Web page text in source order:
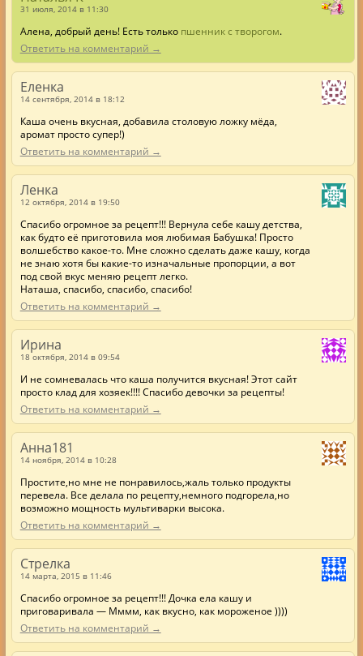
31 июля, 2014 в 11:30
Алена, добрый день! Есть только пшенник с творогом.
Ответить на комментарий →
Еленка
14 сентября, 2014 в 18:12
Каша очень вкусная, добавила столовую ложку мёда,
аромат просто супер!)
Ответить на комментарий →
Ленка
12 октября, 2014 в 19:50
Спасибо огромное за рецепт!!! Вернула себе кашу детства,
как будто её приготовила моя любимая Бабушка! Просто
волшебство какое-то. Мне сложно сделать даже кашу, когда
не знаю хотя бы какие-то изначальные пропорции, а вот
под свой вкус меняю рецепт легко.
Наташа, спасибо, спасибо, спасибо!
Ответить на комментарий →
Ирина
18 октября, 2014 в 09:54
И не сомневалась что каша получится вкусная! Этот сайт
просто клад для хозяек!!!! Спасибо девочки за рецепты!
Ответить на комментарий →
Анна181
14 ноября, 2014 в 10:28
Простите,но мне не понравилось,жаль только продукты
перевела. Все делала по рецепту,немного подгорела,но
возможно мощность мультиварки высока.
Ответить на комментарий →
Стрелка
14 марта, 2015 в 11:46
Спасибо огромное за рецепт!!! Дочка ела кашу и
приговаривала — Мммм, как вкусно, как мороженое ))))
Ответить на комментарий →